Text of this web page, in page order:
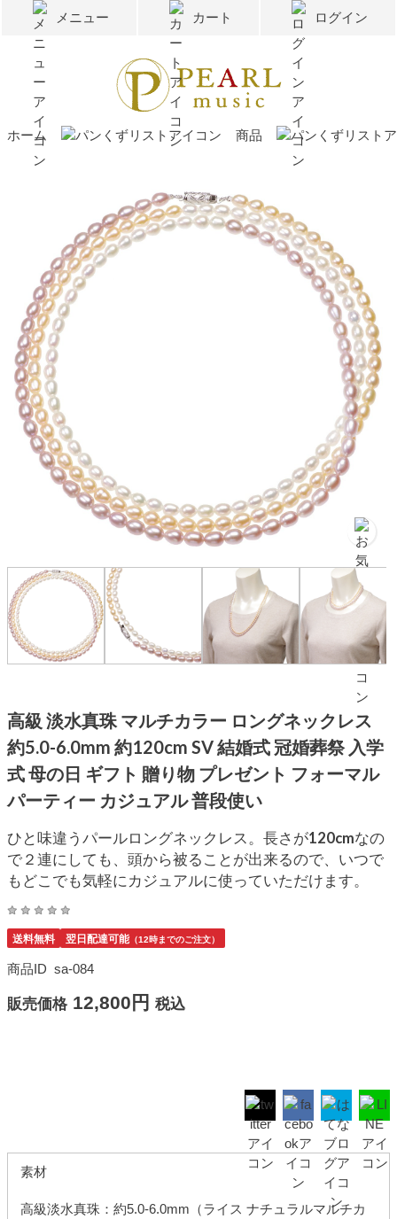
メニュー カート ログイン
ホーム 商品
高級 淡水真珠 マルチカラー ロングネックレス
約5.0-6.0mm 約120cm SV 結婚式 冠婚葬祭 入学
式 母の日 ギフト 贈り物 プレゼント フォーマル
パーティー カジュアル 普段使い
ひと味違うパールロングネックレス。長さが120cmなの
で２連にしても、頭から被ることが出来るので、いつで
もどこでも気軽にカジュアルに使っていただけます。
送料無料 翌日配達可能（12時までのご注文）
商品ID sa-084
販売価格 12,800円 税込
素材
高級淡水真珠：約5.0-6.0mm（ライス ナチュラルマルチカ